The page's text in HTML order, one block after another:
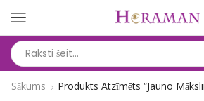
input
Sākums Produkts Atzīmēts “jauno